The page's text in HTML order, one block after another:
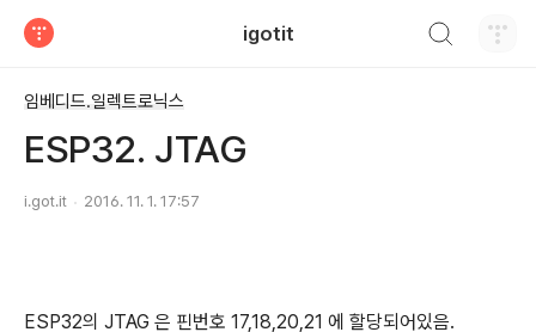
igotit
임베디드.일렉트로닉스
ESP32. JTAG
i.got.it 2016. 11. 1. 17:57
ESP32의 JTAG 은 핀번호 17,18,20,21 에 할당되어있음.